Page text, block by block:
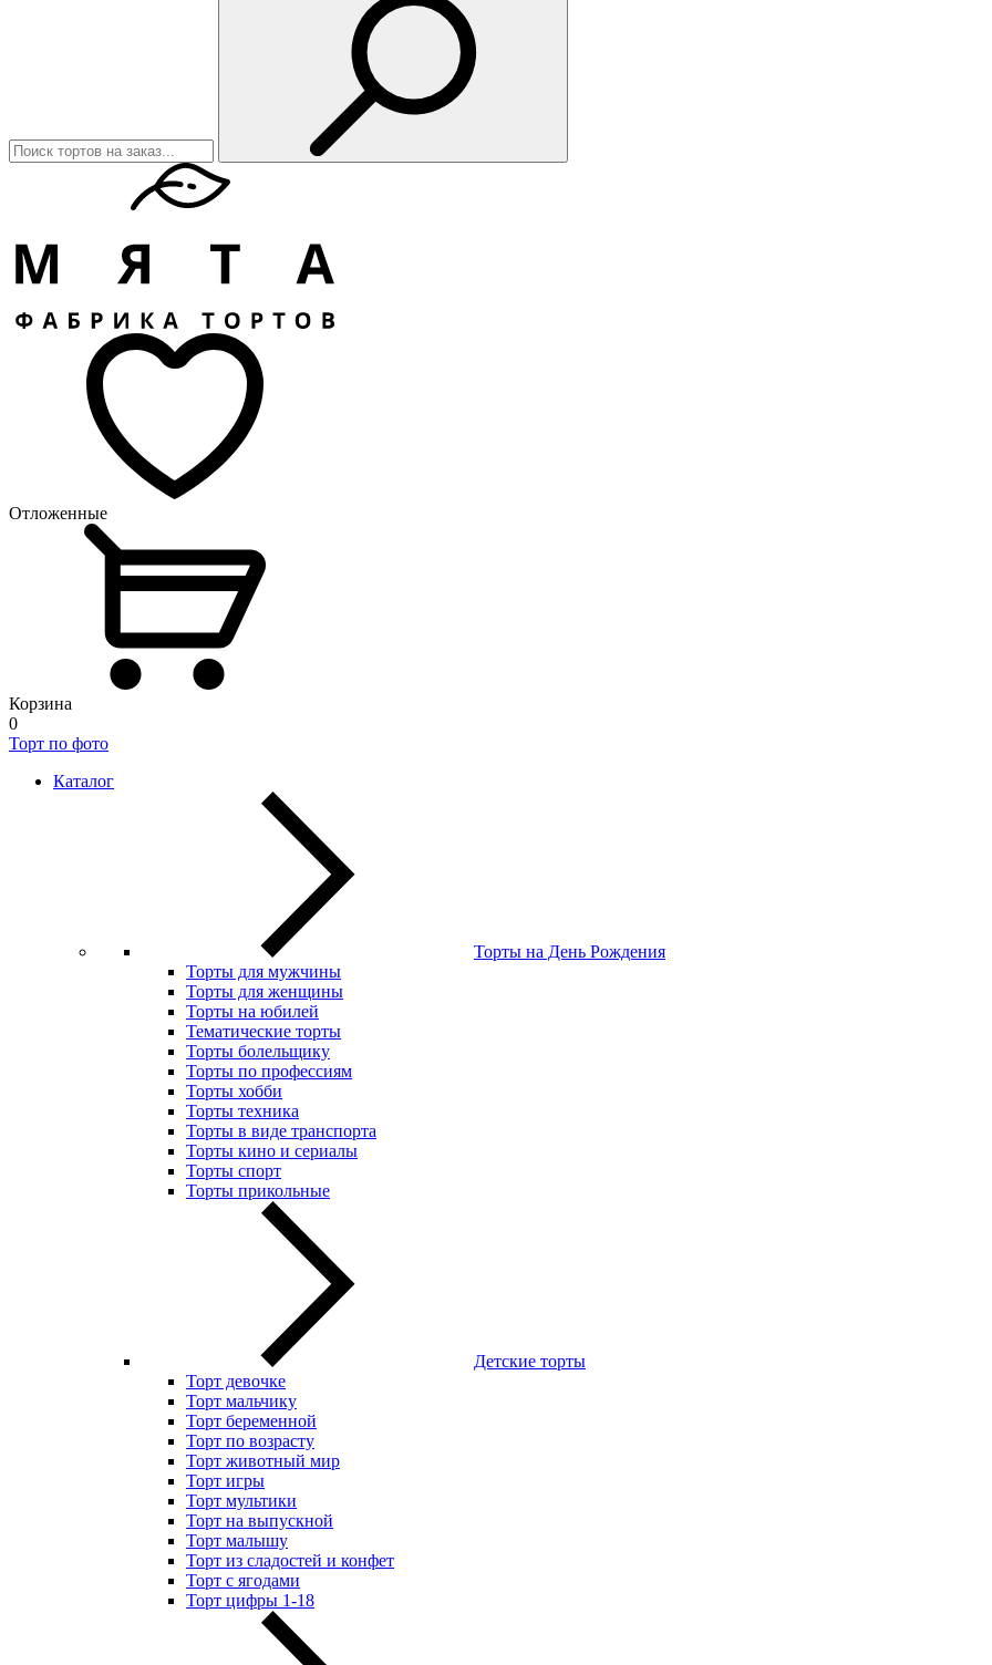
Отложенные
Корзина
0
Торт по фото
Каталог
Торты на День Рождения
Торты для мужчины
Торты для женщины
Торты на юбилей
Тематические торты
Торты болельщику
Торты по профессиям
Торты хобби
Торты техника
Торты в виде транспорта
Торты кино и сериалы
Торты спорт
Торты прикольные
Детские торты
Торт девочке
Торт мальчику
Торт беременной
Торт по возрасту
Торт животный мир
Торт игры
Торт мультики
Торт на выпускной
Торт малышу
Торт из сладостей и конфет
Торт с ягодами
Торт цифры 1-18